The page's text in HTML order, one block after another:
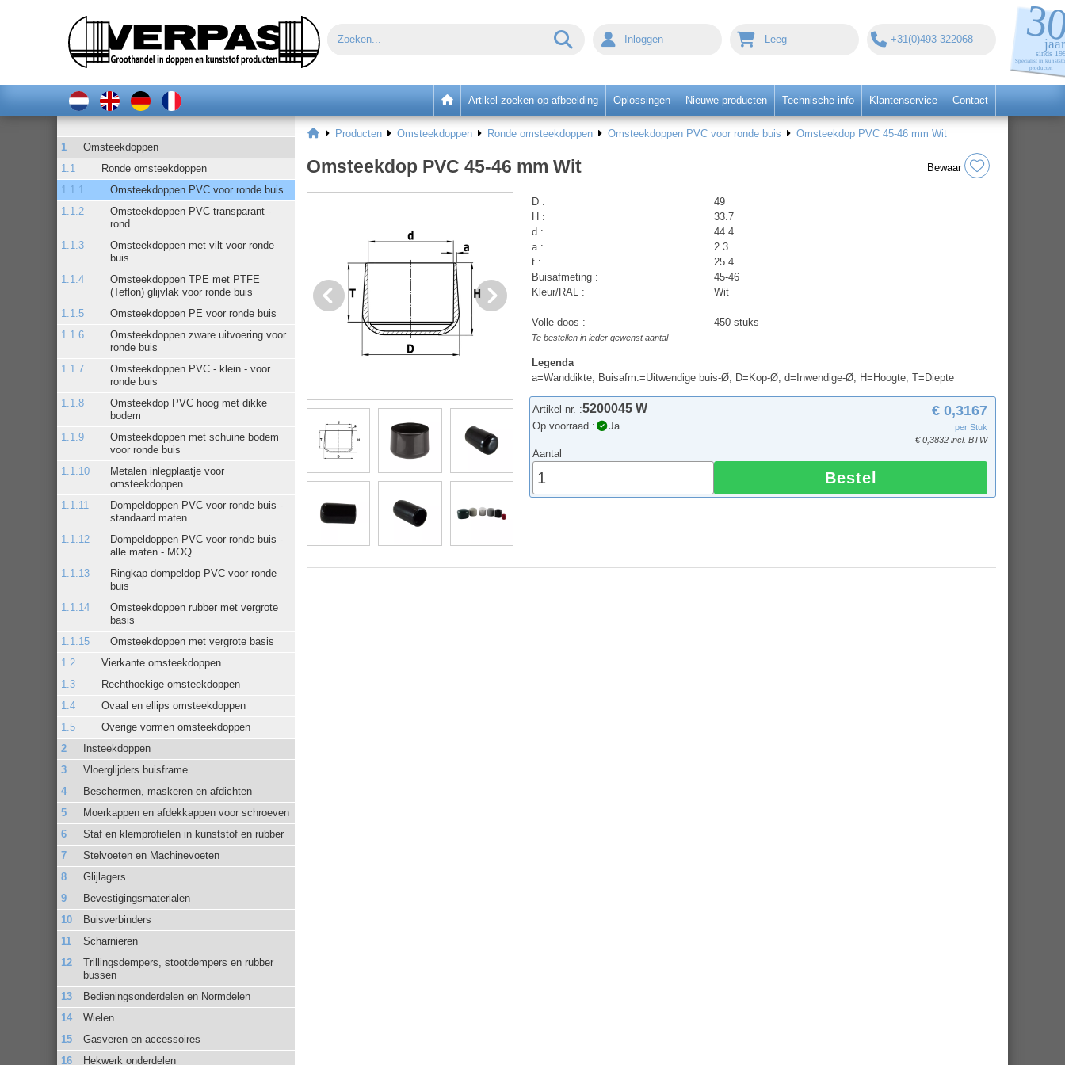
Inloggen Leeg +31(0)493 322068
Artikel zoeken op afbeelding Oplossingen Nieuwe producten Technische info Klantenservice Contact
Omsteekdoppen
Ronde omsteekdoppen
Omsteekdoppen PVC voor ronde buis
Omsteekdoppen PVC transparant -
rond
Omsteekdoppen met vilt voor ronde
buis
Omsteekdoppen TPE met PTFE
(Teflon) glijvlak voor ronde buis
Omsteekdoppen PE voor ronde buis
Omsteekdoppen zware uitvoering voor
ronde buis
Omsteekdoppen PVC - klein - voor
ronde buis
Omsteekdop PVC hoog met dikke
bodem
Omsteekdoppen met schuine bodem
voor ronde buis
Metalen inlegplaatje voor
omsteekdoppen
Dompeldoppen PVC voor ronde buis -
standaard maten
Dompeldoppen PVC voor ronde buis -
alle maten - MOQ
Ringkap dompeldop PVC voor ronde
buis
Omsteekdoppen rubber met vergrote
basis
Omsteekdoppen met vergrote basis
Vierkante omsteekdoppen
Rechthoekige omsteekdoppen
Ovaal en ellips omsteekdoppen
Overige vormen omsteekdoppen
Insteekdoppen
Vloerglijders buisframe
Beschermen, maskeren en afdichten
Moerkappen en afdekkappen voor schroeven
Staf en klemprofielen in kunststof en rubber
Stelvoeten en Machinevoeten
Glijlagers
Bevestigingsmaterialen
Buisverbinders
Scharnieren
Trillingsdempers, stootdempers en rubber
bussen
Bedieningsonderdelen en Normdelen
Wielen
Gasveren en accessoires
Hekwerk onderdelen
Producten Omsteekdoppen Ronde omsteekdoppen Omsteekdoppen PVC voor ronde buis Omsteekdop PVC 45-46 mm Wit
Omsteekdop PVC 45-46 mm Wit Bewaar
D :
49
H :
33.7
d :
44.4
a :
2.3
t :
25.4
Buisafmeting :
45-46
Kleur/RAL :
Wit
Volle doos : 450 stuks
Te bestellen in ieder gewenst aantal
Legenda
a=Wanddikte, Buisafm.=Uitwendige buis-Ø, D=Kop-Ø, d=Inwendige-Ø, H=Hoogte, T=Diepte
Artikel-nr. :5200045 W
Op voorraad : Ja
€ 0,3167
per Stuk
€ 0,3832 incl. BTW
Aantal
Bestel